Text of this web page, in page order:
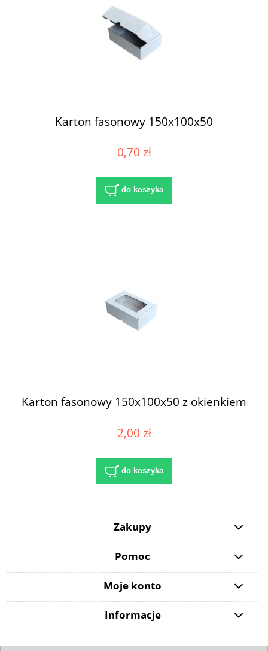
Karton fasonowy 150x100x50
0,70 zł
do koszyka
Karton fasonowy 150x100x50 z okienkiem
2,00 zł
do koszyka
Zakupy
Pomoc
Moje konto
Informacje